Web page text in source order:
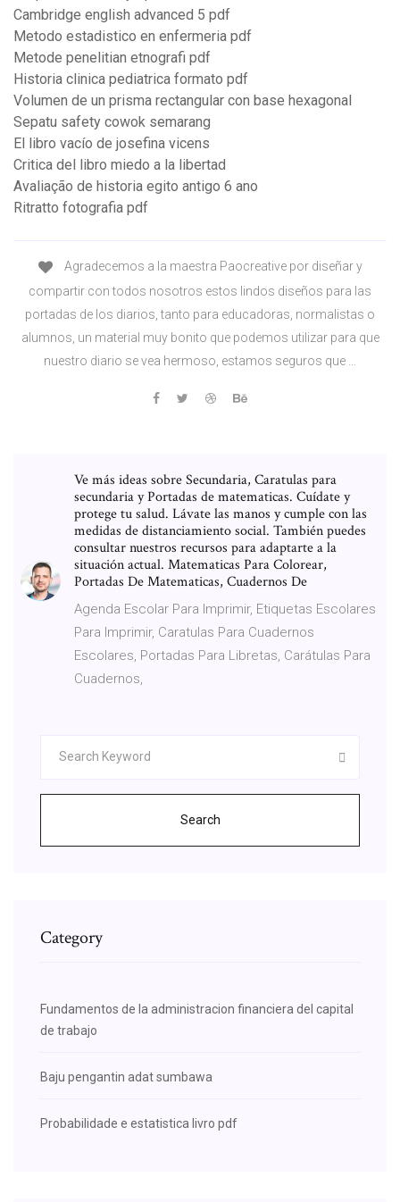
Cambridge english advanced 5 pdf
Metodo estadistico en enfermeria pdf
Metode penelitian etnografi pdf
Historia clinica pediatrica formato pdf
Volumen de un prisma rectangular con base hexagonal
Sepatu safety cowok semarang
El libro vacío de josefina vicens
Critica del libro miedo a la libertad
Avaliação de historia egito antigo 6 ano
Ritratto fotografia pdf
Agradecemos a la maestra Paocreative por diseñar y
compartir con todos nosotros estos lindos diseños para las
portadas de los diarios, tanto para educadoras, normalistas o
alumnos, un material muy bonito que podemos utilizar para que
nuestro diario se vea hermoso, estamos seguros que …
Ve más ideas sobre Secundaria, Caratulas para
secundaria y Portadas de matematicas. Cuídate y
protege tu salud. Lávate las manos y cumple con las
medidas de distanciamiento social. También puedes
consultar nuestros recursos para adaptarte a la
situación actual. Matematicas Para Colorear,
Portadas De Matematicas, Cuadernos De
Agenda Escolar Para Imprimir, Etiquetas Escolares
Para Imprimir, Caratulas Para Cuadernos
Escolares, Portadas Para Libretas, Carátulas Para
Cuadernos,
Search
Category
Fundamentos de la administracion financiera del capital
de trabajo
Baju pengantin adat sumbawa
Probabilidade e estatistica livro pdf